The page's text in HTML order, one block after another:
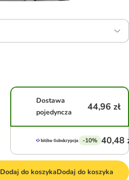
Dostawa
pojedyncza
44,96 zł
-10% 40,48
Dodaj do koszykaDodaj do koszyka